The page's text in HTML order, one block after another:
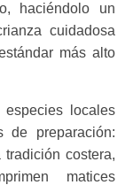
haciéndolo un
cuidadosa
más alto
locales
de preparación:
costera,
matices